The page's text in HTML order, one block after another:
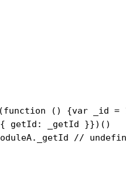
(function () {var _id =
getId: _getId }})()
//